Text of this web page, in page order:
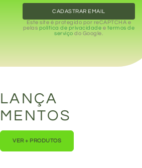
CADASTRAR EMAIL
Este site é protegido por reCAPTCHA e
pelas política de privacidade e termos de
serviço do Google.
LANÇA
MENTOS
VER + PRODUTOS